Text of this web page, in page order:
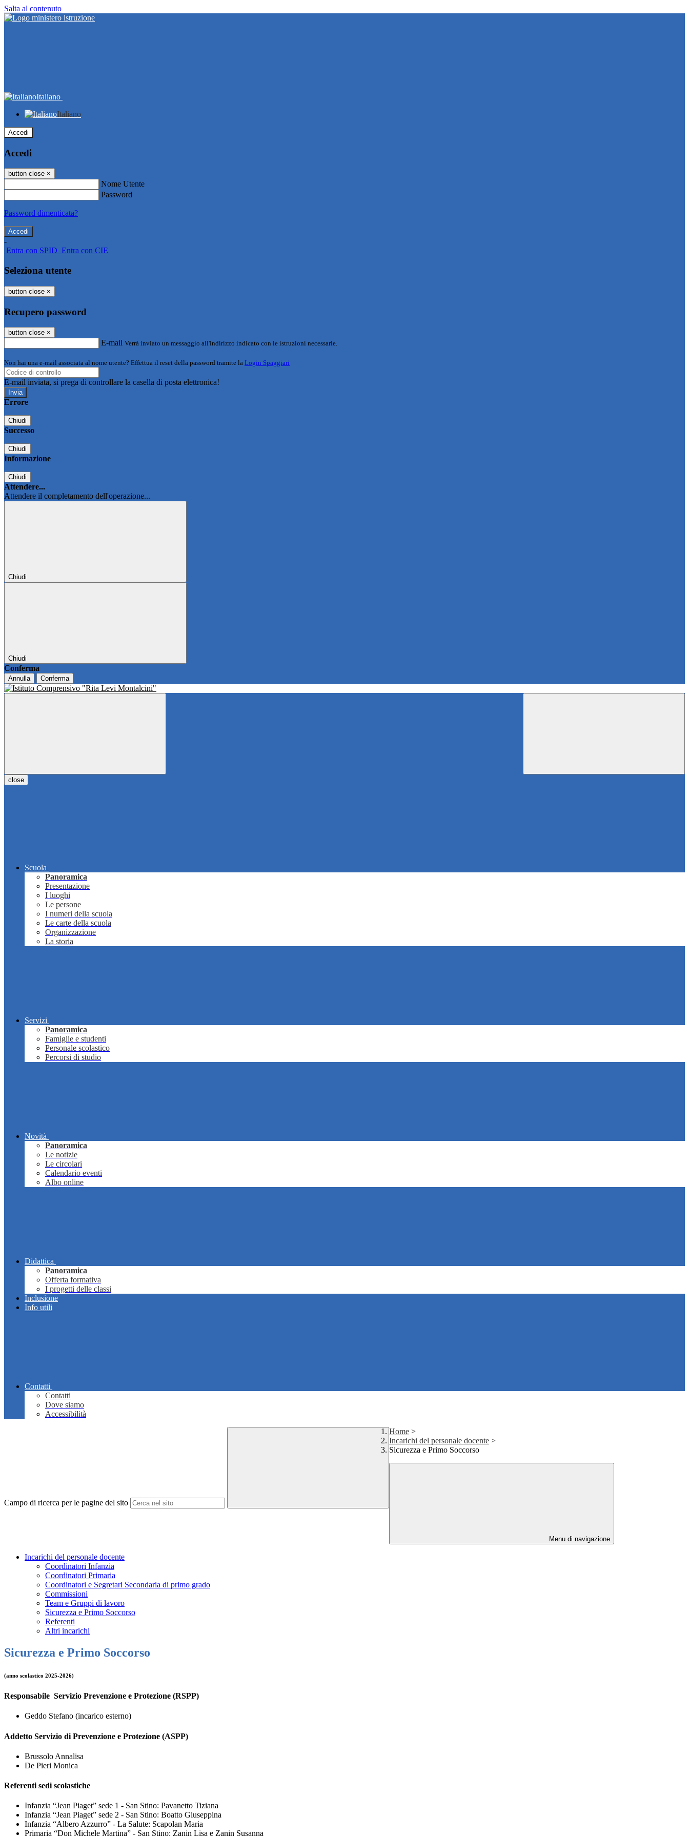
Salta al contenuto
Italiano
Italiano
Accedi
Accedi
button close ×
Nome Utente
Password
Password dimenticata?
-
Entra con SPID Entra con CIE
Seleziona utente
button close ×
Recupero password
button close ×
E-mail Verrà inviato un messaggio all'indirizzo indicato con le istruzioni necessarie.
Non hai una e-mail associata al nome utente? Effettua il reset della password tramite la Login Spaggiari
E-mail inviata, si prega di controllare la casella di posta elettronica!
Errore
Chiudi
Successo
Chiudi
Informazione
Chiudi
Attendere...
Attendere il completamento dell'operazione...
Chiudi
Chiudi
Conferma
Annulla Conferma
close
Scuola
Panoramica
Presentazione
I luoghi
Le persone
I numeri della scuola
Le carte della scuola
Organizzazione
La storia
Servizi
Panoramica
Famiglie e studenti
Personale scolastico
Percorsi di studio
Novità
Panoramica
Le notizie
Le circolari
Calendario eventi
Albo online
Didattica
Panoramica
Offerta formativa
I progetti delle classi
Inclusione
Info utili
Contatti
Contatti
Dove siamo
Accessibilità
Campo di ricerca per le pagine del sito
Home >
Incarichi del personale docente >
Sicurezza e Primo Soccorso
Menu di navigazione
Incarichi del personale docente
Coordinatori Infanzia
Coordinatori Primaria
Coordinatori e Segretari Secondaria di primo grado
Commissioni
Team e Gruppi di lavoro
Sicurezza e Primo Soccorso
Referenti
Altri incarichi
Sicurezza e Primo Soccorso
(anno scolastico 2025-2026)
Responsabile Servizio Prevenzione e Protezione (RSPP)
Geddo Stefano (incarico esterno)
Addetto Servizio di Prevenzione e Protezione (ASPP)
Brussolo Annalisa
De Pieri Monica
Referenti sedi scolastiche
Infanzia “Jean Piaget” sede 1 - San Stino: Pavanetto Tiziana
Infanzia “Jean Piaget” sede 2 - San Stino: Boatto Giuseppina
Infanzia “Albero Azzurro” - La Salute: Scapolan Maria
Primaria “Don Michele Martina” - San Stino: Zanin Lisa e Zanin Susanna